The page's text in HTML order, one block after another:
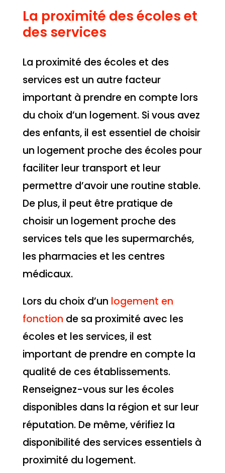
La proximité des écoles et
des services
La proximité des écoles et des
services est un autre facteur
important à prendre en compte lors
du choix d’un logement. Si vous avez
des enfants, il est essentiel de choisir
un logement proche des écoles pour
faciliter leur transport et leur
permettre d’avoir une routine stable.
De plus, il peut être pratique de
choisir un logement proche des
services tels que les supermarchés,
les pharmacies et les centres
médicaux.
Lors du choix d’un logement en
fonction de sa proximité avec les
écoles et les services, il est
important de prendre en compte la
qualité de ces établissements.
Renseignez-vous sur les écoles
disponibles dans la région et sur leur
réputation. De même, vérifiez la
disponibilité des services essentiels à
proximité du logement.